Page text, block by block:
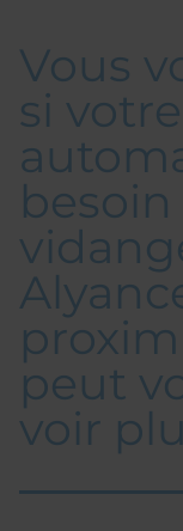
Vous
si
besoin
peut
voir